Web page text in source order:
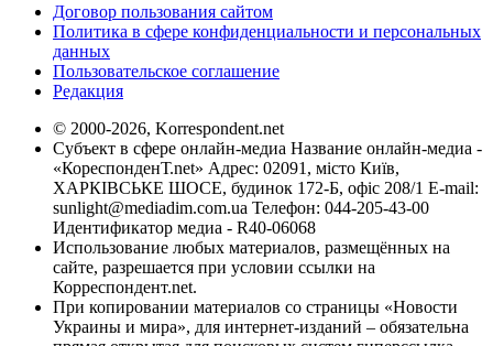
Договор пользования сайтом
Политика в сфере конфиденциальности и персональных
данных
Пользовательское соглашение
Редакция
© 2000-2026, Korrespondent.net
Субъект в сфере онлайн-медиа Название онлайн-медиа -
«КореспонденТ.net» Адрес: 02091, місто Київ,
ХАРКІВСЬКЕ ШОСЕ, будинок 172-Б, офіс 208/1 E-mail:
sunlight@mediadim.com.ua Телефон: 044-205-43-00
Идентификатор медиа - R40-06068
Использование любых материалов, размещённых на
сайте, разрешается при условии ссылки на
Корреспондент.net.
При копировании материалов со страницы «Новости
Украины и мира», для интернет-изданий – обязательна